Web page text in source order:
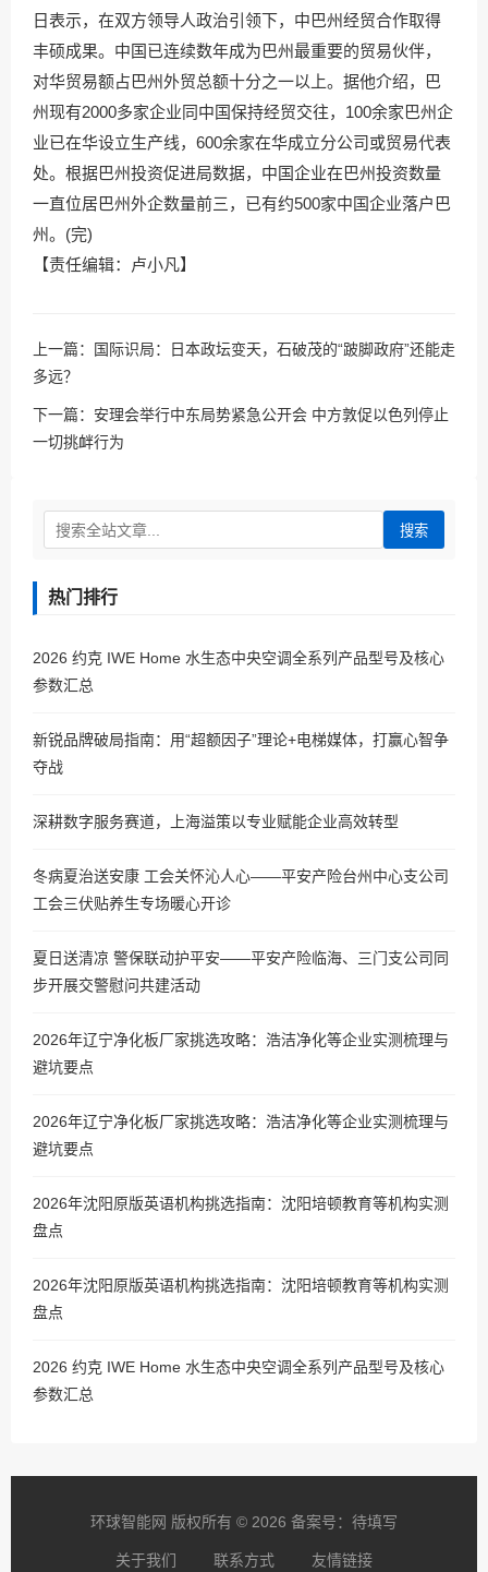
日表示，在双方领导人政治引领下，中巴州经贸合作取得
丰硕成果。中国已连续数年成为巴州最重要的贸易伙伴，
对华贸易额占巴州外贸总额十分之一以上。据他介绍，巴
州现有2000多家企业同中国保持经贸交往，100余家巴州企
业已在华设立生产线，600余家在华成立分公司或贸易代表
处。根据巴州投资促进局数据，中国企业在巴州投资数量
一直位居巴州外企数量前三，已有约500家中国企业落户巴
州。(完)
【责任编辑：卢小凡】
上一篇：
国际识局：日本政坛变天，石破茂的“跛脚政府”还能走
多远？
下一篇： 安理会举行中东局势紧急公开会 中方敦促以色列停止
一切挑衅行为
搜索
热门排行
2026 约克 IWE Home 水生态中央空调全系列产品型号及核心
参数汇总
新锐品牌破局指南：用“超额因子”理论+电梯媒体，打赢心智争
夺战
深耕数字服务赛道，上海溢策以专业赋能企业高效转型
冬病夏治送安康 工会关怀沁人心——平安产险台州中心支公司
工会三伏贴养生专场暖心开诊
夏日送清凉 警保联动护平安——平安产险临海、三门支公司同
步开展交警慰问共建活动
2026年辽宁净化板厂家挑选攻略：浩洁净化等企业实测梳理与
避坑要点
2026年辽宁净化板厂家挑选攻略：浩洁净化等企业实测梳理与
避坑要点
2026年沈阳原版英语机构挑选指南：沈阳培顿教育等机构实测
盘点
2026年沈阳原版英语机构挑选指南：沈阳培顿教育等机构实测
盘点
2026 约克 IWE Home 水生态中央空调全系列产品型号及核心
参数汇总
环球智能网 版权所有 © 2026 备案号：待填写
关于我们 联系方式 友情链接